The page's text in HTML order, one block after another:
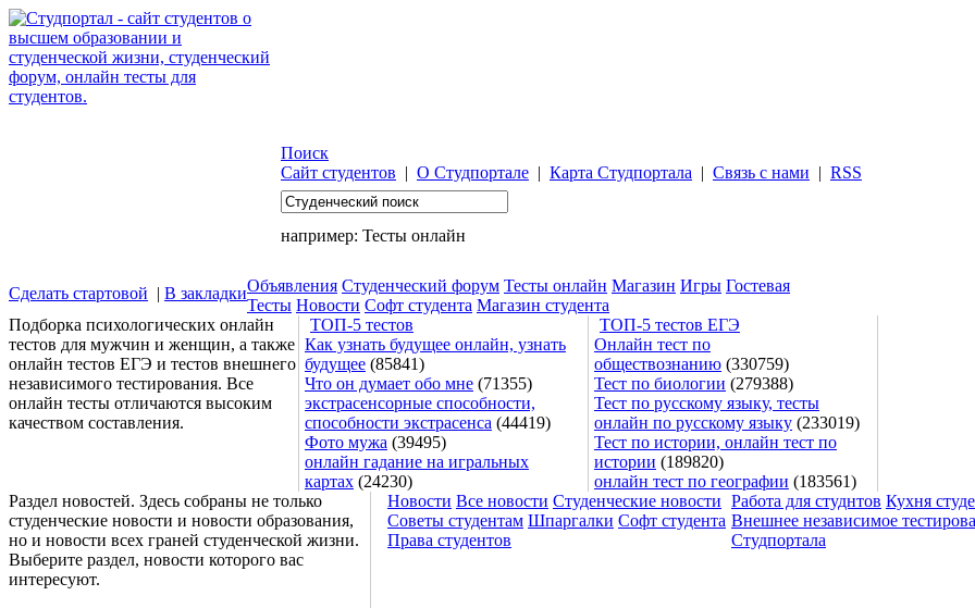
Поиск
Сайт студентов | О Студпортале | Карта Студпортала | Связь с нами | RSS
например: Тесты онлайн
Сделать стартовой | В закладкиОбъявления Студенческий форум Тесты онлайн Магазин Игры Гостевая
Тесты Новости Софт студента Магазин студента
Подборка психологических онлайн
тестов для мужчин и женщин, а также
онлайн тестов ЕГЭ и тестов внешнего
независимого тестирования. Все
онлайн тесты отличаются высоким
качеством составления.
ТОП-5 тестов
ТОП-5 тестов ЕГЭ
Как узнать будущее онлайн, узнать
будущее (85841)
Что он думает обо мне (71355)
экстрасенсорные способности,
способности экстрасенса (44419)
Фото мужа (39495)
онлайн гадание на игральных
картах (24230)
Онлайн тест по
обществознанию (330759)
Тест по биологии (279388)
Тест по русскому языку, тесты
онлайн по русскому языку (233019)
Тест по истории, онлайн тест по
истории (189820)
онлайн тест по географии (183561)
Раздел новостей. Здесь собраны не только
студенческие новости и новости образования,
но и новости всех граней студенческой жизни.
Выберите раздел, новости которого вас
интересуют.
Новости Все новости Студенческие новости
Советы студентам Шпаргалки Софт студента
Права студентов
Работа для студнтов Кухня
Внешнее независимое
Студпортала